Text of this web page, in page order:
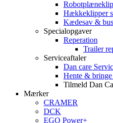
Hækkeklipper
Kædesav &
Specialopgaver
Reperation
Trailer
Serviceaftaler
Dan care
Hente &
Tilmeld Dan
Mærker
CRAMER
DCK
EGO Power+